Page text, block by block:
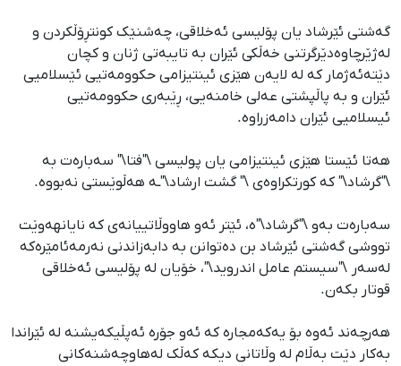
گەشتی ئێرشاد یان پۆلیسی ئەخلاقی، چەشنێک کونتڕۆڵکردن و
لەژێرچاوەدێرگرتنی خەڵکی ئێران بە تایبەتی ژنان و کچان
دێتەئەژمار کە لە لایەن هێزی ئینتیزامی حکوومەتیی ئێسلامیی
ئێران و بە پاڵپشتی عەلی خامنەیی، ڕێبەری حکوومەتیی
ئیسلامیی ئێران دامەزراوە.
هەتا ئێستا هێزی ئینتیزامی یان پولیسی \"فتا\" سەبارەت بە
\"گرشاد\" کە کورتکراوەی \" گشت ارشاد\"ـە هەڵوێستی نەبووە.
سەبارەت بەو \"گرشاد\"ە، ئێتر ئەو هاووڵاتییانەی کە نایانهەوێت
تووشی گەشتی ئێرشاد بن دەتوانن بە دابەزاندنی نەرمەئامێرەکە
لەسەر \"سیستم عامل اندروید\"، خۆیان لە پۆلیسی ئەخلاقی
قوتار بکەن.
هەرچەند ئەوە بۆ یەکەمجارە کە ئەو جۆرە ئەپڵیکەیشنە لە ئێراندا
بەکار دێت بەڵام لە وڵاتانی دیکە کەڵک لەهاوچەشنەکانی